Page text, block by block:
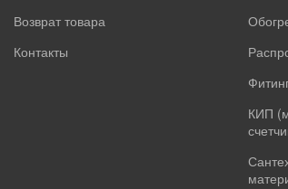
Возврат товара
Контакты
КИП